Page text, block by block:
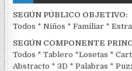
SEGÚN PÚBLICO OBJETIVO:
Todos *Niños *Familiar *
SEGÚN COMPONENTE
Todos *Tablero *Losetas *
Abstracto *3D *Palabras *